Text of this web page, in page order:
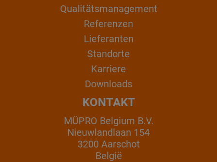
Qualitätsmanagement
Referenzen
Lieferanten
Standorte
Karriere
Downloads
KONTAKT
MÜPRO Belgium B.V.
Nieuwlandlaan 154
3200 Aarschot
België